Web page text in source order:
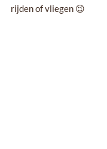
rijden of vliegen 😉